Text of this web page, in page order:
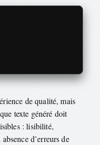
de qualité, mais
texte généré doit
: lisibilité,
d’erreurs de